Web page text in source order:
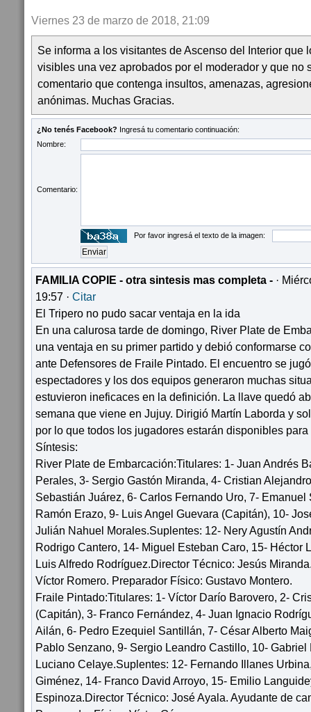
Viernes 23 de marzo de 2018, 21:09
Se informa a los visitantes de Ascenso del Interior que
visibles una vez aprobados por el moderador y que no
comentario que contenga insultos, amenazas,
anónimas. Muchas Gracias.
¿No tenés Facebook? Ingresá tu comentario continuación:
Nombre:
Comentario:
Por favor ingresá el texto de la imagen:
FAMILIA COPIE - otra sintesis mas completa - ·
19:57 · Citar
El Tripero no pudo sacar ventaja en la ida
En una calurosa tarde de domingo, River Plate de
una ventaja en su primer partido y debió conformarse
ante Defensores de Fraile Pintado. El encuentro se
espectadores y los dos equipos generaron muchas
estuvieron ineficaces en la definición. La llave quedó
semana que viene en Jujuy. Dirigió Martín Laborda y
por lo que todos los jugadores estarán disponibles
Síntesis:
River Plate de Embarcación:Titulares: 1- Juan Andrés
Perales, 3- Sergio Gastón Miranda, 4- Cristian
Sebastián Juárez, 6- Carlos Fernando Uro, 7-
Ramón Erazo, 9- Luis Angel Guevara (Capitán), 10-
Julián Nahuel Morales.Suplentes: 12- Nery Agustín
Rodrigo Cantero, 14- Miguel Esteban Caro, 15- Héctor
Luis Alfredo Rodríguez.Director Técnico: Jesús
Víctor Romero. Preparador Físico: Gustavo Montero.
Fraile Pintado:Titulares: 1- Víctor Darío Barovero, 2-
(Capitán), 3- Franco Fernández, 4- Juan Ignacio
Ailán, 6- Pedro Ezequiel Santillán, 7- César Alberto
Pablo Senzano, 9- Sergio Leandro Castillo, 10- Gabriel
Luciano Celaye.Suplentes: 12- Fernando Illanes
Giménez, 14- Franco David Arroyo, 15- Emilio
Espinoza.Director Técnico: José Ayala. Ayudante de